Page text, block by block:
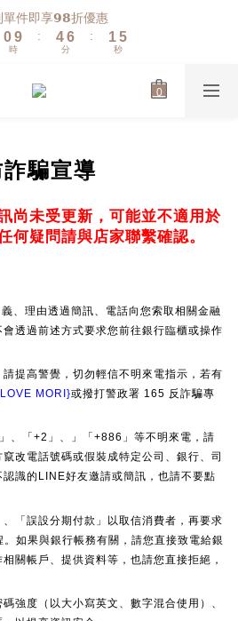
單件即享𝟵𝟴折優惠
1
09
8
2
0
時
:
5
4
3
7
6
5
分
:
1
0
5
4
秒
詐騙宣導
尚未受更新，可能並不適用於
何疑問請與店家聯繫確認。
、理由透過簡訊、電話向您索取相關金融
透過前述方式要求您前往銀行臨櫃或操作
提高警覺，切勿輕信不明來電指示，若有
MORI}或撥打警政署 165 反詐騙專
、「+2」、」「+886」等不明來電，請
改電話號碼或假裝成特定公司、銀行、司
識的LINE好友邀請或簡訊，也請不要點
「誤設分期付款」以取信消費者，再要求
如果與銀行帳務有關，請您直接致電給銀
關帳戶、提供資料等，也請您直接拒絕，
強度（以大小寫英文、數字混合使用）、